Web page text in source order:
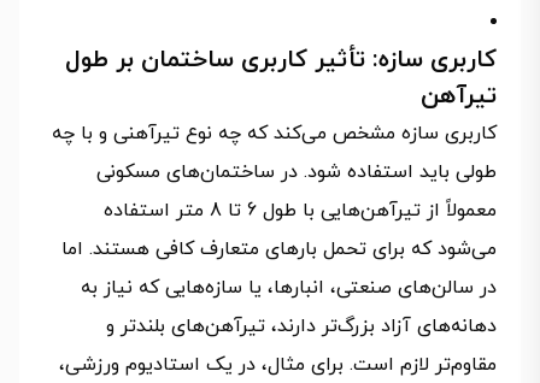
کاربری سازه: تأثیر کاربری ساختمان بر طول
تیرآهن
کاربری سازه مشخص می‌کند که چه نوع تیرآهنی و با چه
طولی باید استفاده شود. در ساختمان‌های مسکونی
معمولاً از تیرآهن‌هایی با طول 6 تا 8 متر استفاده
می‌شود که برای تحمل بارهای متعارف کافی هستند. اما
در سالن‌های صنعتی، انبارها، یا سازه‌هایی که نیاز به
دهانه‌های آزاد بزرگ‌تر دارند، تیرآهن‌های بلندتر و
مقاوم‌تر لازم است. برای مثال، در یک استادیوم ورزشی،